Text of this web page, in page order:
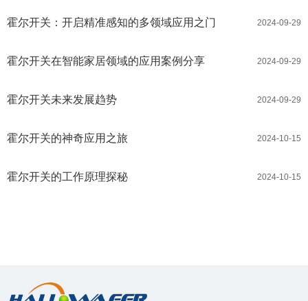
2024-09-29
霍尔开关：开启精准感知的多领域应用之门
2024-09-29
霍尔开关在智能家居领域的应用案例分享
2024-09-29
霍尔开关未来发展趋势
2024-10-15
霍尔开关的神奇应用之旅
2024-10-15
霍尔开关的工作原理探秘